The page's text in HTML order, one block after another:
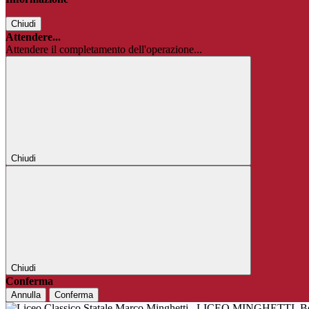
Chiudi
Attendere...
Attendere il completamento dell'operazione...
Chiudi
Chiudi
Conferma
Annulla Conferma